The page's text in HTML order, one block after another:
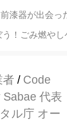
漆器が出会っ
！ごみ燃や
者 / Code
Sabae 代表
ル庁 オー